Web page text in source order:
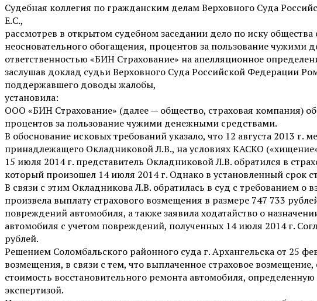
Судебная коллегия по гражданским делам Верховного Суда
Е.С.,
рассмотрев в открытом судебном заседании дело по иску
неосновательного обогащения, процентов за пользование
ответственностью «БИН Страхование» на апелляционное
заслушав доклад судьи Верховного Суда Российской Федерации
поддержавшего доводы жалобы,
установила:
ООО «БИН Страхование» (далее — общество, страховая компания)
процентов за пользование чужими денежными средствами.
В обоснование исковых требований указало, что 12 августа 2013
принадлежащего Окладниковой Л.В., на условиях КАСКО
15 июля 2014 г. представитель Окладниковой Л.В. обратился в
который произошел 14 июля 2014 г. Однако в установленный срок
В связи с этим Окладникова Л.В. обратилась в суд с требованием о
произвела выплату страхового возмещения в размере 747 733
повреждений автомобиля, а также заявила ходатайство о
автомобиля с учетом повреждений, полученных 14 июля 2014 г.
рублей.
Решением Соломбальского районного суда г. Архангельска от 25
возмещения, в связи с тем, что выплаченное страховое
стоимость восстановительного ремонта автомобиля,
экспертизой.